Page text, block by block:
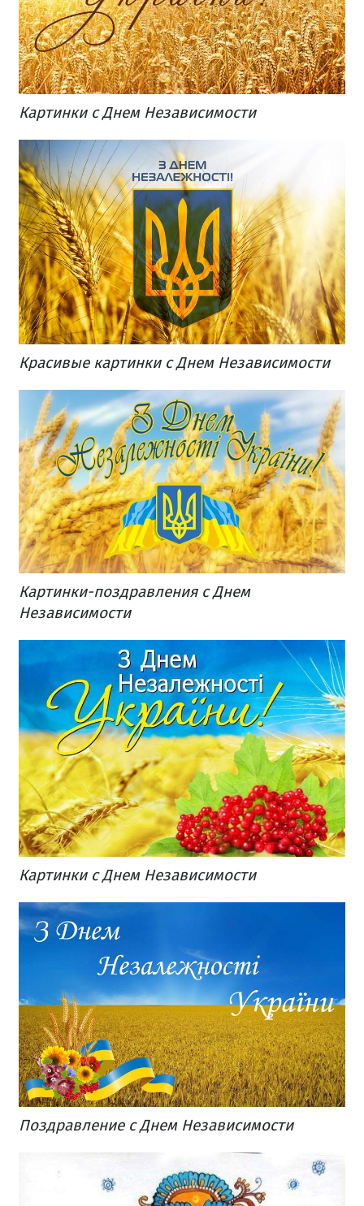
Картинки с Днем Независимости
Красивые картинки с Днем Независимости
Картинки-поздравления с Днем
Независимости
Картинки с Днем Независимости
Поздравление с Днем Независимости